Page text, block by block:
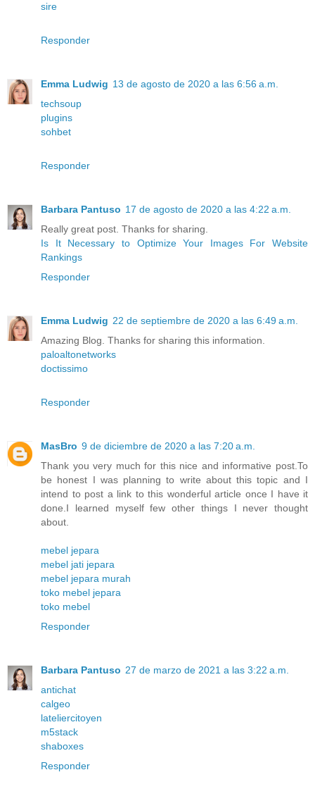
sire
Responder
Emma Ludwig 13 de agosto de 2020 a las 6:56 a.m.
techsoup
plugins
sohbet
Responder
Barbara Pantuso 17 de agosto de 2020 a las 4:22 a.m.
Really great post. Thanks for sharing.
Is It Necessary to Optimize Your Images For Website
Rankings
Responder
Emma Ludwig 22 de septiembre de 2020 a las 6:49 a.m.
Amazing Blog. Thanks for sharing this information.
paloaltonetworks
doctissimo
Responder
MasBro 9 de diciembre de 2020 a las 7:20 a.m.
Thank you very much for this nice and informative post.To
be honest I was planning to write about this topic and I
intend to post a link to this wonderful article once I have it
done.I learned myself few other things I never thought
about.
mebel jepara
mebel jati jepara
mebel jepara murah
toko mebel jepara
toko mebel
Responder
Barbara Pantuso 27 de marzo de 2021 a las 3:22 a.m.
antichat
calgeo
lateliercitoyen
m5stack
shaboxes
Responder